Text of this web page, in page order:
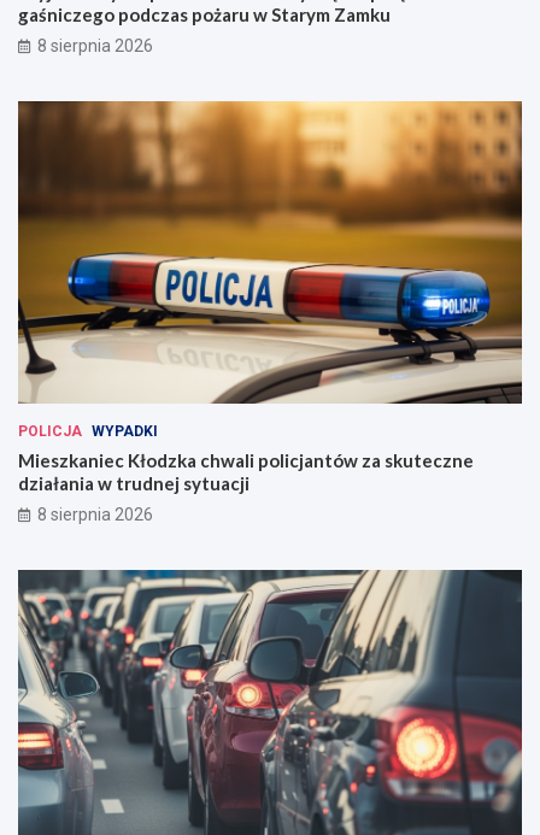
gaśniczego podczas pożaru w Starym Zamku
8 sierpnia 2026
POLICJA WYPADKI
Mieszkaniec Kłodzka chwali policjantów za skuteczne
działania w trudnej sytuacji
8 sierpnia 2026